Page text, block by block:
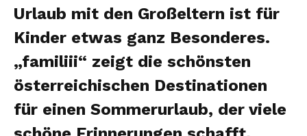
Urlaub mit den Großeltern ist für
Kinder etwas ganz Besonderes.
„familiii“ zeigt die schönsten
österreichischen Destinationen
für einen Sommerurlaub, der viele